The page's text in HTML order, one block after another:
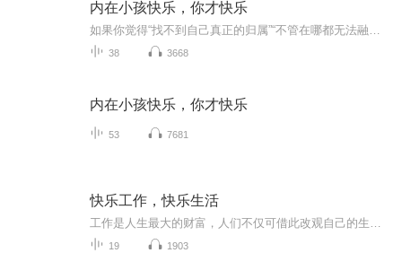
内在小孩快乐，你才快乐
38 3668
内在小孩快乐，你才快乐
53 7681
快乐工作，快乐生活
19 1903